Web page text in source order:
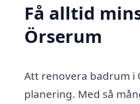
Få alltid
Örserum
Att renovera badrum i
planering. Med så